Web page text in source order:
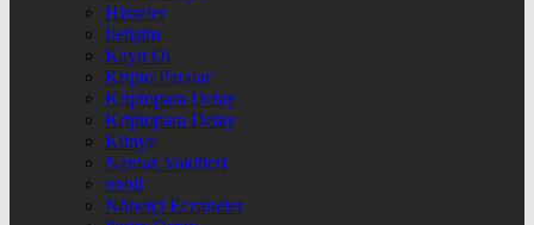
Hisseler
İletişim
Kayıt Ol
Kripto Paralar
Kriptopara Detay
Kriptopara Detay
Künye
Namaz Vakitleri
nnbil
Nöbetçi Eczaneler